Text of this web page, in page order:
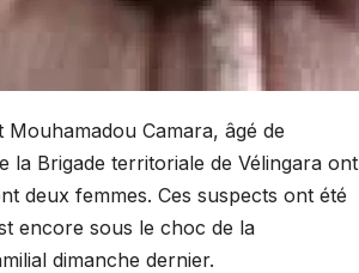
Mouhamadou Camara, âgé de
la Brigade territoriale de Vélingara ont
deux femmes. Ces suspects ont été
encore sous le choc de la
dimanche dernier.